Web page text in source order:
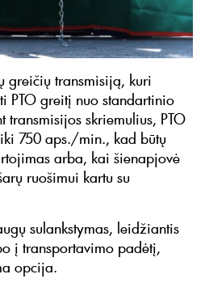
transmisiją, kuri
PTO greitį nuo standartinio
skriemulius, PTO
750 aps./min., kad būtų
arba, kai šienapjovė
ruošimui kartu su
sulankstymas, leidžiantis
į transportavimo padėtį,
opcija.